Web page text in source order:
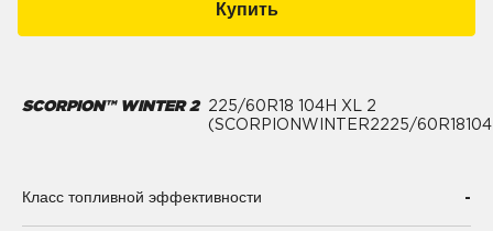
Купить
SCORPION™ WINTER 2
225/60R18 104H XL 2
(SCORPIONWINTER2225/
Класс топливной эффективности -